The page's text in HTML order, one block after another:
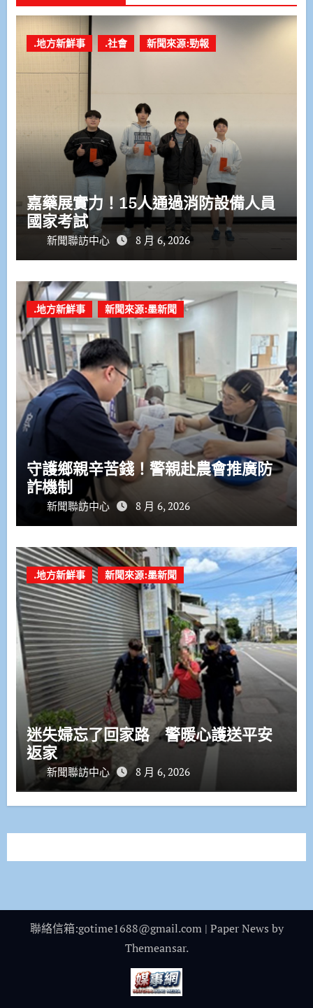
.地方新鮮事 .社會 新聞來源:勁報
嘉藥展實力！15人通過消防設備人員
國家考試
新聞聯訪中心 8 月 6, 2026
.地方新鮮事 新聞來源:墨新聞
守護鄉親辛苦錢！警親赴農會推廣防
詐機制
新聞聯訪中心 8 月 6, 2026
.地方新鮮事 新聞來源:墨新聞
迷失婦忘了回家路 警暖心護送平安
返家
新聞聯訪中心 8 月 6, 2026
聯絡信箱:gotime1688@gmail.com | Paper News by
Themeansar.